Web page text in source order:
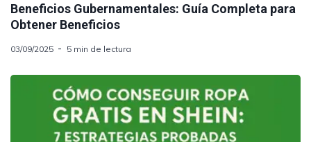
Beneficios Gubernamentales: Guía Completa para
Obtener Beneficios
03/09/2025 5 min de lectura